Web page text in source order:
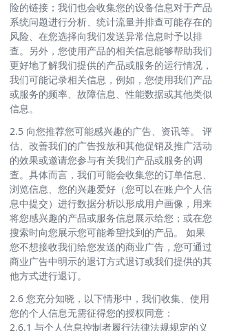
险的链接；我们也会收集您的设备信息对于产品
系统问题进行分析、统计流量并排查可能存在的
风险、在您选择向我们发送异常信息时予以排
查。另外，您使用产品的相关信息能够帮助我们
更好地了解我们提供的产品或服务的运行情况，
我们可能记录相关信息，例如，您使用我们产品
或服务的频率、故障信息、性能数据或其他类似
信息。
2.5 向您推荐您可能感兴趣的广告、资讯等。 评
估、改善我们的广告投放和其他促销及推广活动
的效果或邀请您参与有关我们产品或服务的调
查。具体而言，我们可能会收集您的订单信息、
浏览信息、您的兴趣爱好（您可以在账户个人信
息中提交）进行数据分析以形成用户画像，用来
将您感兴趣的产品或服务信息展示给您；或在您
搜索时向您展示您可能希望找到的产品。 如果
您不想接收我们给您发送的商业广告，您可通过
商业广告中明示的退订方式退订或我们提供的其
他方式进行退订。
2.6 您充分知晓，以下情形中，我们收集、使用
您的个人信息无需征得您的授权同意：
2.6.1 与个人信息控制者履行法律法规规定的义